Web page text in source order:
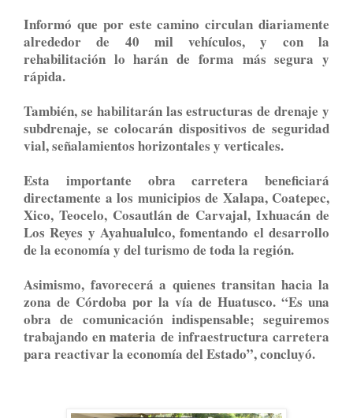
Informó que por este camino circulan diariamente
alrededor de 40 mil vehículos, y con la
rehabilitación lo harán de forma más segura y
rápida.
También, se habilitarán las estructuras de drenaje y
subdrenaje, se colocarán dispositivos de seguridad
vial, señalamientos horizontales y verticales.
Esta importante obra carretera beneficiará
directamente a los municipios de Xalapa, Coatepec,
Xico, Teocelo, Cosautlán de Carvajal, Ixhuacán de
Los Reyes y Ayahualulco, fomentando el desarrollo
de la economía y del turismo de toda la región.
Asimismo, favorecerá a quienes transitan hacia la
zona de Córdoba por la vía de Huatusco. “Es una
obra de comunicación indispensable; seguiremos
trabajando en materia de infraestructura carretera
para reactivar la economía del Estado”, concluyó.